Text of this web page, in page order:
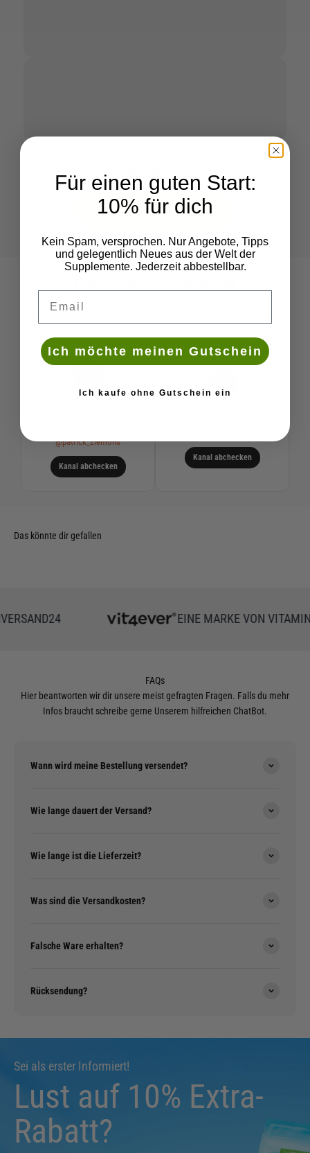
Auswahl in den Warenkorb
Bleibe up to date und verpasse keine Aktionen mehr.
@patrick_ziemons
Kanal abchecken
Kanal abchecken
EINE MARKE VON
FAQs
Hier beantworten wir dir unsere meist gefragten Fragen. Falls du mehr
Infos braucht schreibe gerne Unserem hilfreichen ChatBot.
Wann wird meine Bestellung versendet?
Wie lange dauert der Versand?
Wie lange ist die Lieferzeit?
Was sind die Versandkosten?
Falsche Ware erhalten?
Rücksendung?
Sei als erster Informiert!
Lust auf 10% Extra-
Rabatt?
Für einen guten Start:
10% für dich
Kein Spam, versprochen. Nur Angebote, Tipps
und gelegentlich Neues aus der Welt der
Supplemente. Jederzeit abbestellbar.
Ich möchte meinen Gutschein
Ich kaufe ohne Gutschein ein